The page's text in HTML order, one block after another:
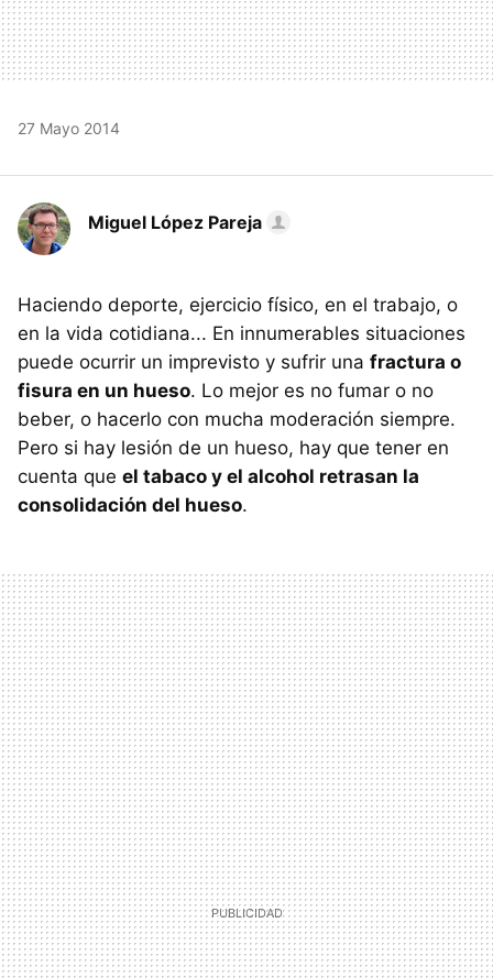
27 Mayo 2014
Miguel López Pareja
Haciendo deporte, ejercicio físico, en el trabajo, o
en la vida cotidiana... En innumerables situaciones
puede ocurrir un imprevisto y sufrir una fractura o
fisura en un hueso. Lo mejor es no fumar o no
beber, o hacerlo con mucha moderación siempre.
Pero si hay lesión de un hueso, hay que tener en
cuenta que el tabaco y el alcohol retrasan la
consolidación del hueso.